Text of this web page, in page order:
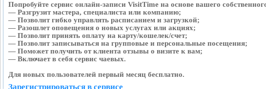
Попробуйте сервис онлайн-записи VisitTime на основе вашего
— Разгрузит мастера, специалиста или компанию;
— Позволит гибко управлять расписанием и загрузкой;
— Разошлет оповещения о новых услугах или акциях;
— Позволит принять оплату на карту/кошелек/счет;
— Позволит записываться на групповые и персональные посещения;
— Поможет получить от клиента отзывы о визите к вам;
— Включает в себя сервис чаевых.
Для новых пользователей первый месяц бесплатно.
Зарегистрироваться в сервисе